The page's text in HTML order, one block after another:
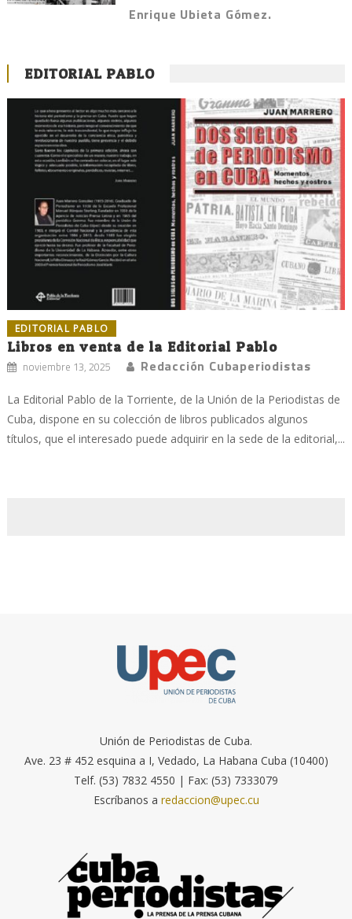
Enrique Ubieta Gómez.
EDITORIAL PABLO
EDITORIAL PABLO
Libros en venta de la Editorial Pablo
noviembre 13, 2025 Redacción Cubaperiodistas
La Editorial Pablo de la Torriente, de la Unión de la Periodistas de
Cuba, dispone en su colección de libros publicados algunos
títulos, que el interesado puede adquirir en la sede de la editorial,...
Unión de Periodistas de Cuba.
Ave. 23 # 452 esquina a I, Vedado, La Habana Cuba (10400)
Telf. (53) 7832 4550 | Fax: (53) 7333079
Escríbanos a redaccion@upec.cu